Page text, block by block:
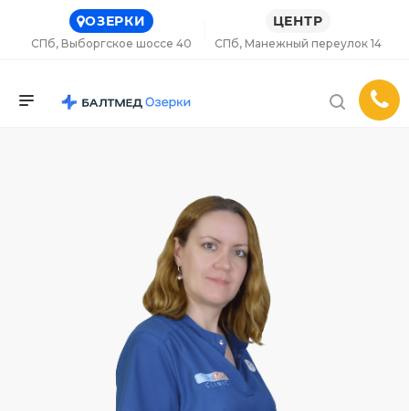
ОЗЕРКИ
СПб, Выборгское шоссе 40
ЦЕНТР
СПб, Манежный переулок 14